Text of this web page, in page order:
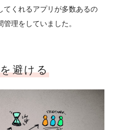
てくれるアプリが多数あるの
理をしていました。
避ける